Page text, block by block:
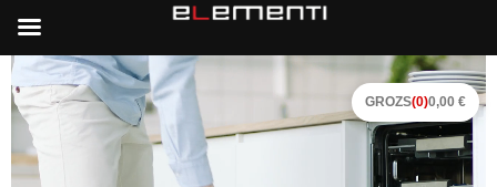
GROZS(0)0,00 €